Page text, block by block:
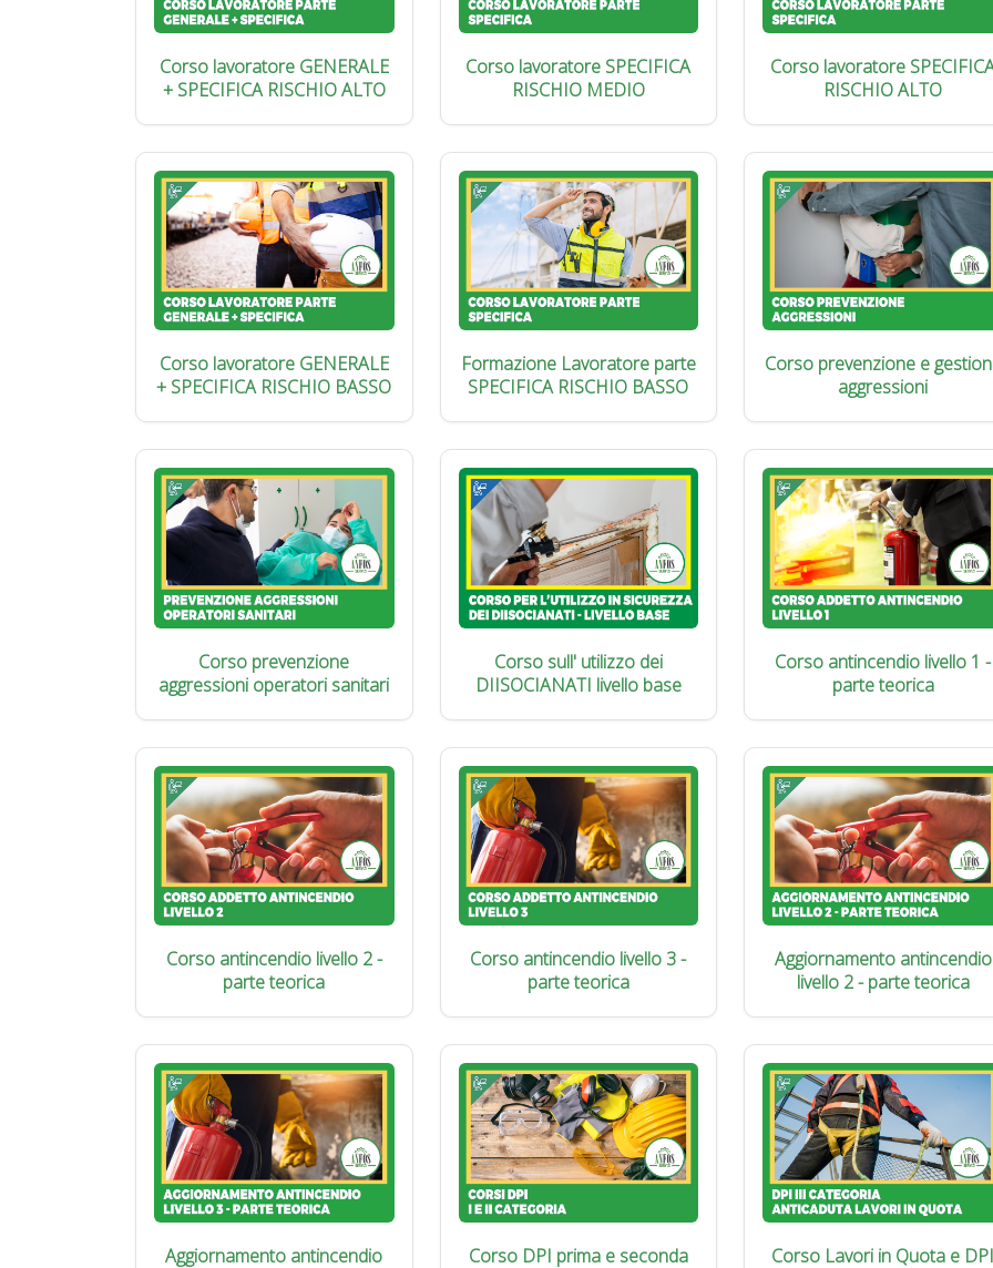
Corso lavoratore GENERALE
+ SPECIFICA RISCHIO ALTO
Corso lavoratore SPECIFICA
RISCHIO MEDIO
Corso lavoratore
RISCHIO ALTO
Corso lavoratore GENERALE
+ SPECIFICA RISCHIO BASSO
Formazione Lavoratore parte
SPECIFICA RISCHIO BASSO
Corso prevenzione e
aggressioni
Corso prevenzione
aggressioni operatori sanitari
Corso sull' utilizzo dei
DIISOCIANATI livello base
Corso antincendio livello 1 -
parte teorica
Corso antincendio livello 2 -
parte teorica
Corso antincendio livello 3 -
parte teorica
Aggiornamento antincendio
livello 2 - parte teorica
Aggiornamento antincendio
Corso DPI prima e seconda
Corso Lavori in Quota e